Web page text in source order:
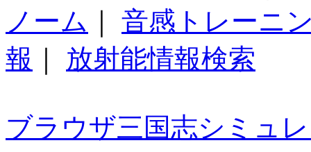
ノーム
音感トレーニ
報
放射能情報検索
ブラウザ三国志シミュ